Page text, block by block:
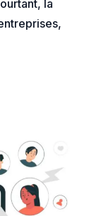
la